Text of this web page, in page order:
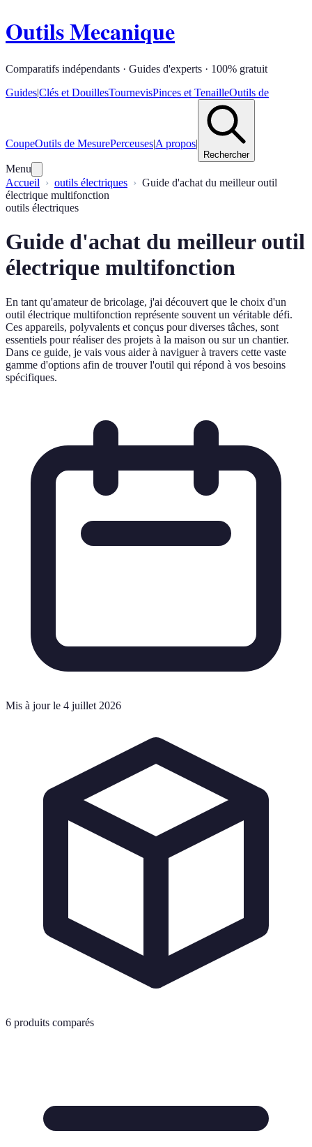
Outils Mecanique
Comparatifs indépendants · Guides d'experts · 100% gratuit
Guides|Clés et DouillesTournevisPinces et TenailleOutils de
CoupeOutils de MesurePerceuses|A propos|
Rechercher
Menu
Accueil
outils électriques
Guide d'achat du meilleur outil
électrique multifonction
outils électriques
Guide d'achat du meilleur outil
électrique multifonction
En tant qu'amateur de bricolage, j'ai découvert que le choix d'un
outil électrique multifonction représente souvent un véritable défi.
Ces appareils, polyvalents et conçus pour diverses tâches, sont
essentiels pour réaliser des projets à la maison ou sur un chantier.
Dans ce guide, je vais vous aider à naviguer à travers cette vaste
gamme d'options afin de trouver l'outil qui répond à vos besoins
spécifiques.
Mis à jour le 4 juillet 2026
6 produits comparés